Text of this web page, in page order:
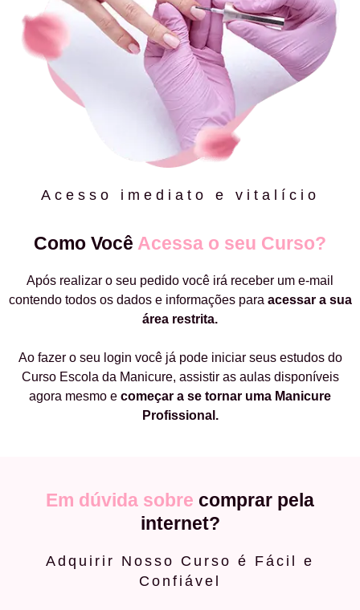
Acesso imediato e vitalício
Como Você Acessa o seu Curso?
Após realizar o seu pedido você irá receber um e-mail
contendo todos os dados e informações para acessar a sua
área restrita.
Ao fazer o seu login você já pode iniciar seus estudos do
Curso Escola da Manicure, assistir as aulas disponíveis
agora mesmo e começar a se tornar uma Manicure
Profissional.
Em dúvida sobre comprar pela
internet?
Adquirir Nosso Curso é Fácil e
Confiável